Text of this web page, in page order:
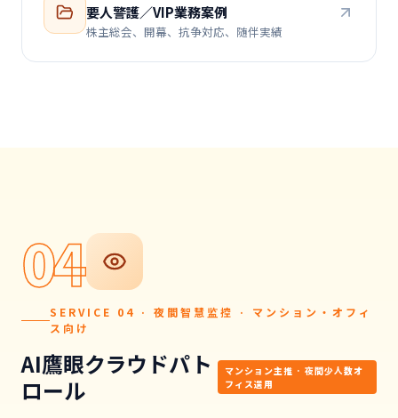
要人警護／VIP業務案例
株主総会、開幕、抗争対応、随伴実績
04
SERVICE 04 · 夜間智慧监控 · マンション・オフィ
ス向け
AI鷹眼クラウドパト
ロール
マンション主推 · 夜間少人数オ
フィス選用